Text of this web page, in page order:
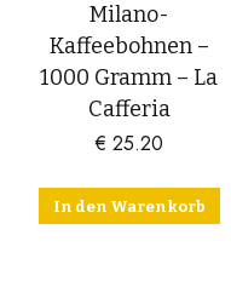
Milano-
Kaffeebohnen –
1000 Gramm – La
Cafferia
€ 25.20
In den Warenkorb